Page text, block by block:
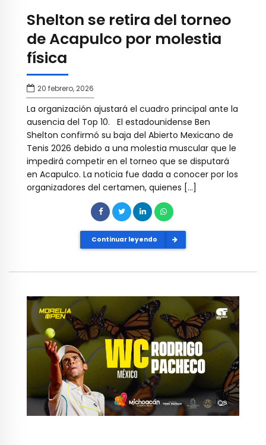
Shelton se retira del torneo
de Acapulco por molestia
física
20 febrero, 2026
La organización ajustará el cuadro principal ante la
ausencia del Top 10. El estadounidense Ben
Shelton confirmó su baja del Abierto Mexicano de
Tenis 2026 debido a una molestia muscular que le
impedirá competir en el torneo que se disputará
en Acapulco. La noticia fue dada a conocer por los
organizadores del certamen, quienes […]
Continuar leyendo